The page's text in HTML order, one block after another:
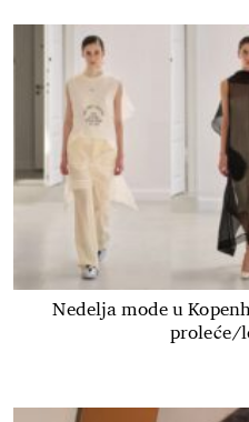
Nedelja mode u
proleće/